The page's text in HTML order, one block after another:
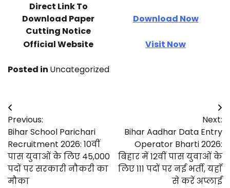
Direct Link To
Download Paper
Cutting Notice
Download Now
Official Website Visit Now
Posted in Uncategorized
Post
navigation
Previous:
Bihar School Parichari
Recruitment 2026: 10वीं
पास युवाओं के लिए 45,000
पदों पर सरकारी नौकरी का
मौका
Next:
Bihar Aadhar Data Entry
Operator Bharti 2026:
बिहार में 12वीं पास युवाओं के
लिए 111 पदों पर नई भर्ती, यहाँ
से करें अप्लाई